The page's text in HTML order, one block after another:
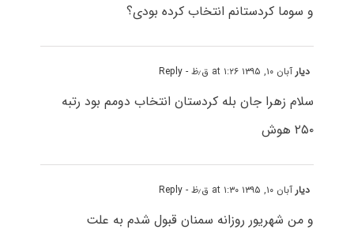
و سوما کردستانم انتخاب کرده بودی؟
دیار آبان ۱۰, ۱۳۹۵ at ۱:۲۶ ق٫ظ - Reply
سلام زهرا جان بله کردستان انتخاب دومم بود رتبه
۲۵۰ هوش
دیار آبان ۱۰, ۱۳۹۵ at ۱:۳۰ ق٫ظ - Reply
و من شهریور روزانه سمنان قبول شدم به علت